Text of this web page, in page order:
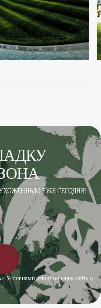
УЖЕ СЕГОДНЯ!
Условиями использования сайта и